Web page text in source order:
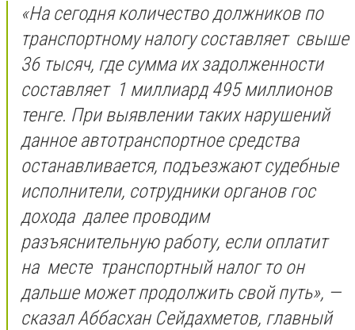
«На сегодня количество должников по
транспортному налогу составляет ​ свыше
36 тысяч, где сумма их задолженности ​
составляет ​ 1 миллиард 495 миллионов
тенге. При выявлении таких нарушений ​
данное автотранспортное средства
останавливается, подъезжают судебные
исполнители, сотрудники органов гос
дохода ​ далее проводим
разъяснительную работу, если оплатит
на ​ месте ​ транспортный налог то он
дальше может продолжить свой путь», —
сказал Аббасхан Сейдахметов, главный